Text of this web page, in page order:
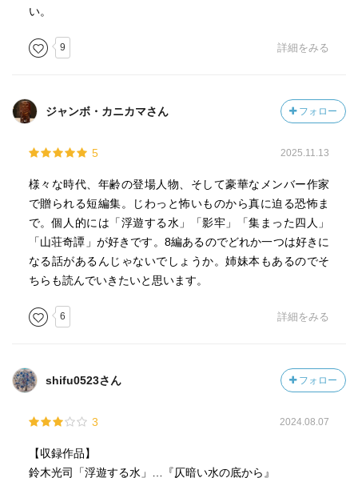
い。
9 詳細をみる
ジャンボ・カニカマさん フォロー
5 2025.11.13
様々な時代、年齢の登場人物、そして豪華なメンバー作家
で贈られる短編集。じわっと怖いものから真に迫る恐怖ま
で。個人的には「浮遊する水」「影牢」「集まった四人」
「山荘奇譚」が好きです。8編あるのでどれか一つは好きに
なる話があるんじゃないでしょうか。姉妹本もあるのでそ
ちらも読んでいきたいと思います。
6 詳細をみる
shifu0523さん フォロー
3 2024.08.07
【収録作品】
鈴木光司「浮遊する水」…『仄暗い水の底から』